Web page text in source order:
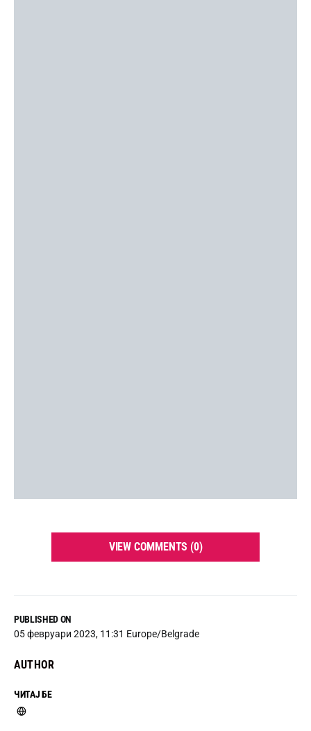
PUBLISHED ON
05 февруари 2023, 11:31 Europe/Belgrade
AUTHOR
ЧИТАЈ БЕ
VIEW COMMENTS (0)